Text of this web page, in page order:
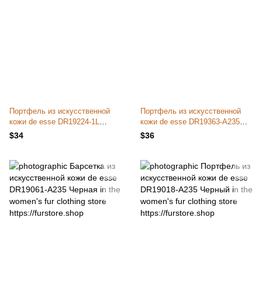
Портфель из искусственной
кожи de esse DR19224-1L
Черный
$34
Портфель из искусственной
кожи de esse DR19363-A235
Черный
$36